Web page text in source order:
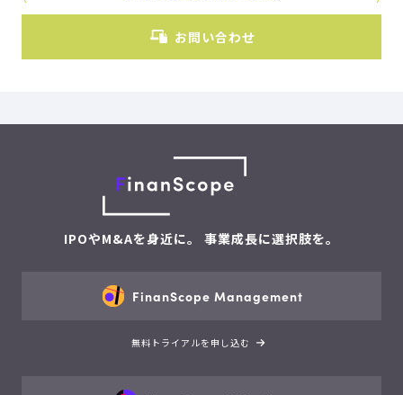
お問い合わせ
IPOやM&Aを身近に。 事業成長に選択肢を。
FinanScope Management
無料トライアルを申し込む